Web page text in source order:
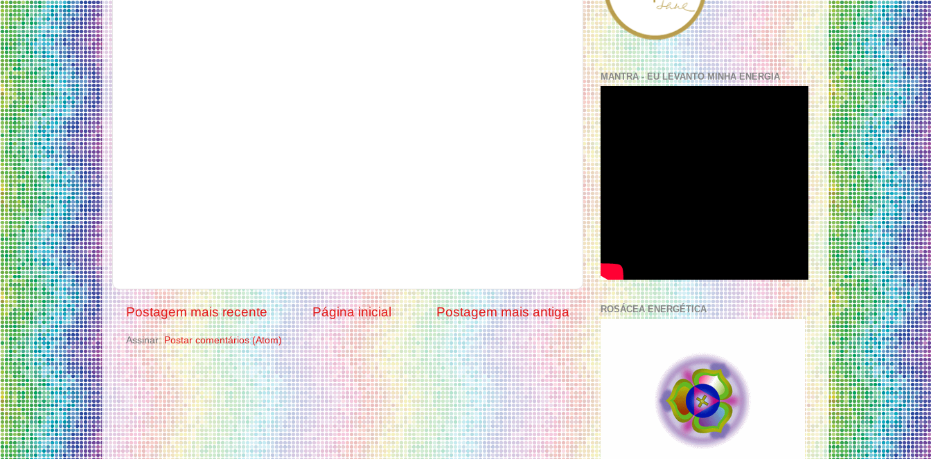
Postagem mais recente Postagem mais antiga
Página inicial
Assinar:Postar comentários (Atom)
MANTRA - EU LEVANTO MINHA ENERGIA
ROSÁCEA ENERGÉTICA